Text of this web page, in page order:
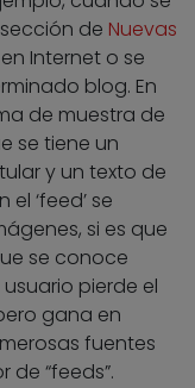
de Nuevas
en Internet o se
blog. En
de muestra de
se tiene un
y un texto de
‘feed’ se
si es que
se conoce
pierde el
gana en
fuentes
“feeds”.